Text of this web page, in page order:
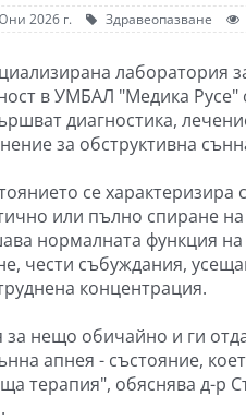
2026 г. Здравеопазване
лаборатория
в УМБАЛ "Медика Русе"
диагностика,
за обструктивна
се
или пълно спиране
нормалната функция
чести събуждания,
концентрация.
нещо обичайно и ги
апнея - състояние,
терапия", обяснява д-р